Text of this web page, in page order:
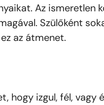
Az ismeretlen
Szülőként
az átmenet.
hogy izgul, fél, vagy